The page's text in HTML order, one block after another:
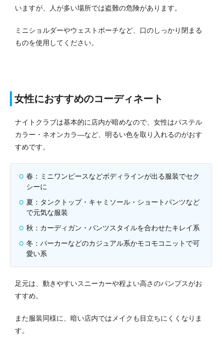
いますが、人が多い場所では盗難の危険があります。
ミニショルダーやウェストポーチなど、口のしっかり閉まる
ものを使用してください。
女性におすすめのコーディネート
ナイトクラブは基本的に店内が暗めなので、女性はパステル
カラー・ネオンカラ―など、明るい色を取り入れるのがおす
すめです。
春：ミニワンピースなどボディラインが出る服装でセク
シーに
夏：タンクトップ・キャミソール・ショートパンツなど
で元気な服装
秋：カーディガン・パンツスタイルを合わせたキレイ系
冬：パーカーなどのカジュアル系かモコモコニットで可
愛い系
足元は、動きやすいスニーカーや程よい高さのパンプスがお
すすめ。
また服装同様に、暗い店内ではメイクも目立ちにくくなりま
す。